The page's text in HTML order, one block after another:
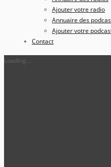
Ajouter votre radio
Annuaire des
Ajouter votre
Contact
Loading...